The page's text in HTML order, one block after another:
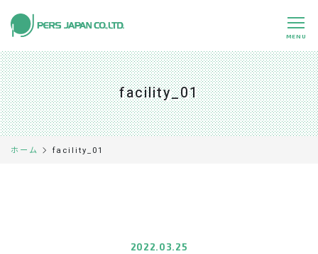
MENU
私たちの特長 About Us
事業内容 Business
facility_01
ホーム facility_01
2022.03.25